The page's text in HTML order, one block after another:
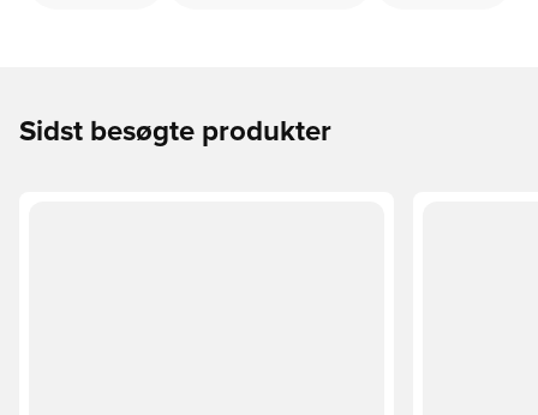
Sidst besøgte produkter